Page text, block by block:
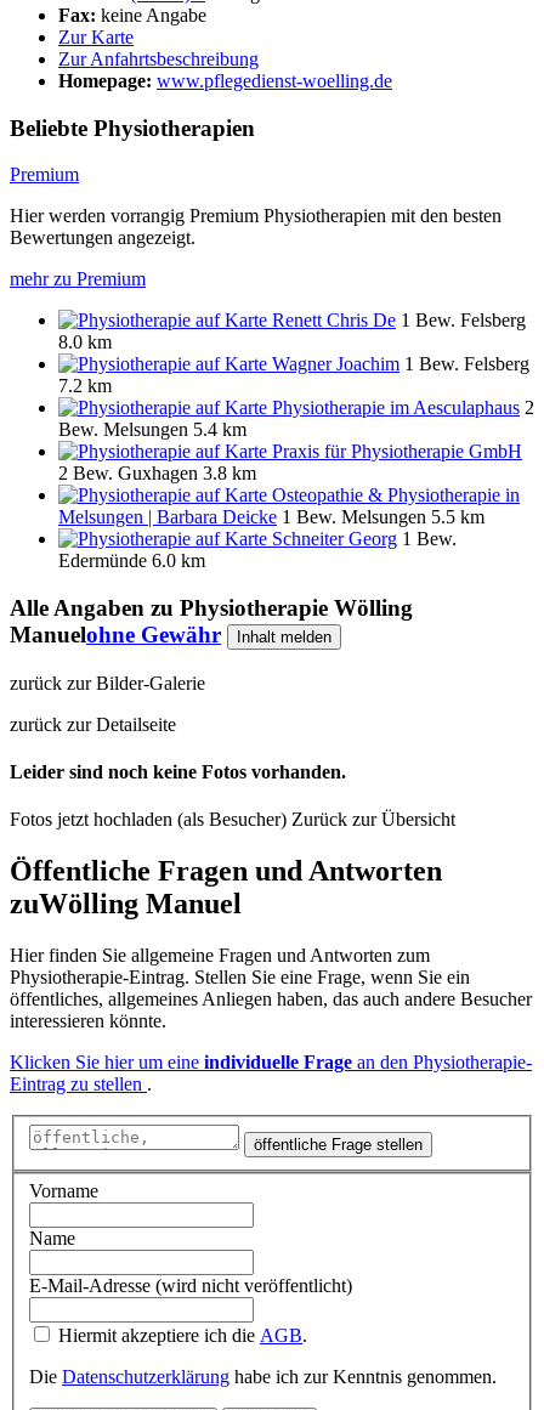
Fax: keine Angabe
Zur Karte
Zur Anfahrtsbeschreibung
Homepage: www.pflegedienst-woelling.de
Beliebte Physiotherapien
Premium
Hier werden vorrangig Premium Physiotherapien mit den besten
Bewertungen angezeigt.
mehr zu Premium
Renett Chris De 1 Bew. Felsberg
8.0 km
Wagner Joachim 1 Bew. Felsberg
7.2 km
Physiotherapie im Aesculaphaus 2
Bew. Melsungen 5.4 km
Praxis für Physiotherapie GmbH
2 Bew. Guxhagen 3.8 km
Osteopathie & Physiotherapie in
Melsungen | Barbara Deicke 1 Bew. Melsungen 5.5 km
Schneiter Georg 1 Bew.
Edermünde 6.0 km
Alle Angaben zu Physiotherapie Wölling
Manuelohne Gewähr Inhalt melden
zurück zur Bilder-Galerie
zurück zur Detailseite
Leider sind noch keine Fotos vorhanden.
Fotos jetzt hochladen (als Besucher) Zurück zur Übersicht
Öffentliche Fragen und Antworten
zuWölling Manuel
Hier finden Sie allgemeine Fragen und Antworten zum
Physiotherapie-Eintrag. Stellen Sie eine Frage, wenn Sie ein
öffentliches, allgemeines Anliegen haben, das auch andere Besucher
interessieren könnte.
Klicken Sie hier um eine individuelle Frage an den Physiotherapie-
Eintrag zu stellen .
öffentliche Frage stellen
Vorname
Name
E-Mail-Adresse (wird nicht veröffentlicht)
Hiermit akzeptiere ich die AGB.
Die Datenschutzerklärung habe ich zur Kenntnis genommen.